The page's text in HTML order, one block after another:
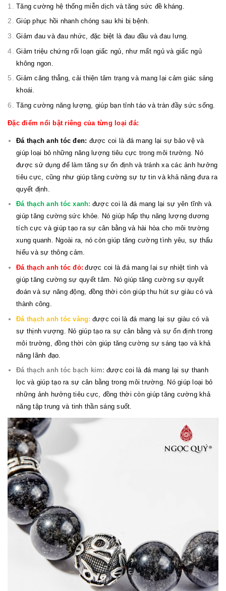
Tăng cường hệ thống miễn dịch và tăng sức đề kháng.
Giúp phục hồi nhanh chóng sau khi bị bệnh.
Giảm đau và đau nhức, đặc biệt là đau đầu và đau lưng.
Giảm triệu chứng rối loạn giấc ngủ, như mất ngủ và giấc ngủ
không ngon.
Giảm căng thẳng, cải thiện tâm trạng và mang lại cảm giác sảng
khoái.
Tăng cường năng lượng, giúp bạn tỉnh táo và tràn đầy sức sống.
Đặc điểm nổi bật riêng của từng loại đá:
Đá thạch anh tóc đen: được coi là đá mang lại sự bảo vệ và
giúp loại bỏ những năng lượng tiêu cực trong môi trường. Nó
được sử dụng để làm tăng sự ổn định và tránh xa các ảnh hưởng
tiêu cực, cũng như giúp tăng cường sự tự tin và khả năng đưa ra
quyết định.
Đá thạch anh tóc xanh: được coi là đá mang lại sự yên tĩnh và
giúp tăng cường sức khỏe. Nó giúp hấp thụ năng lượng dương
tích cực và giúp tạo ra sự cân bằng và hài hòa cho môi trường
xung quanh. Ngoài ra, nó còn giúp tăng cường tình yêu, sự thấu
hiểu và sự thông cảm.
Đá thạch anh tóc đỏ: được coi là đá mang lại sự nhiệt tình và
giúp tăng cường sự quyết tâm. Nó giúp tăng cường sự quyết
đoán và sự năng động, đồng thời còn giúp thu hút sự giàu có và
thành công.
Đá thạch anh tóc vàng: được coi là đá mang lại sự giàu có và
sự thịnh vượng. Nó giúp tạo ra sự cân bằng và sự ổn định trong
môi trường, đồng thời còn giúp tăng cường sự sáng tạo và khả
năng lãnh đạo.
Đá thạch anh tóc bạch kim: được coi là đá mang lại sự thanh
lọc và giúp tạo ra sự cân bằng trong môi trường. Nó giúp loại bỏ
những ảnh hưởng tiêu cực, đồng thời còn giúp tăng cường khả
năng tập trung và tinh thần sáng suốt.